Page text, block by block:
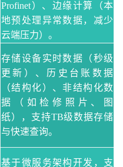
Profinet）、边缘计算（本
地预处理异常数据，减少
云端压力）。
存储设备实时数据（秒级
更新）、历史台账数据
（结构化）、非结构化数
据（如检修照片、图
纸），支持TB级数据存储
与快速查询。
基于微服务架构开发，支